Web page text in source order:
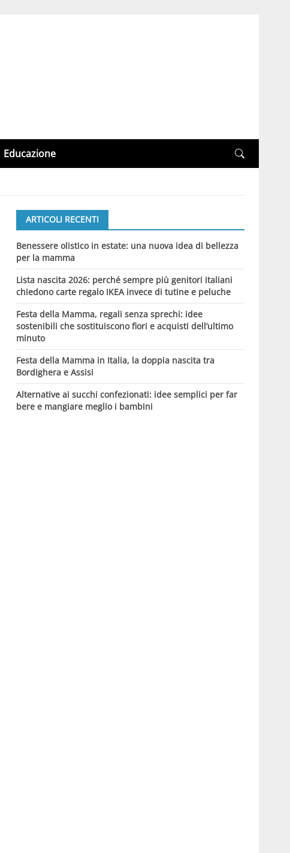
Educazione
ARTICOLI RECENTI
Benessere olistico in estate: una nuova idea di bellezza
per la mamma
Lista nascita 2026: perché sempre più genitori italiani
chiedono carte regalo IKEA invece di tutine e peluche
Festa della Mamma, regali senza sprechi: idee
sostenibili che sostituiscono fiori e acquisti dell’ultimo
minuto
Festa della Mamma in Italia, la doppia nascita tra
Bordighera e Assisi
Alternative ai succhi confezionati: idee semplici per far
bere e mangiare meglio i bambini